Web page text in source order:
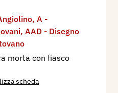
, A -
, AAD - Disegno
morta con fiasco
scheda